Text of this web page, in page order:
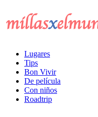
Lugares
Tips
Bon Vivir
De película
Con niños
Roadtrip